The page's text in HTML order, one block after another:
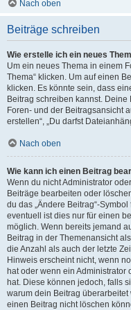
Nach oben
Beiträge schreiben
Wie erstelle ich ein neues
Um ein neues Thema in einem
Thema“ klicken. Um auf einen
klicken. Es könnte sein, dass
Beitrag schreiben kannst.
Foren- und der Beitragsansicht
erstellen“, „Du darfst
Nach oben
Wie kann ich einen Beitrag
Wenn du nicht Administrator
Beiträge bearbeiten oder
du das „Ändere Beitrag“-
eventuell ist dies nur für einen
möglich. Wenn bereits jemand
Beitrag in der Themenansicht
die Anzahl als auch der letzte
Hinweis erscheint nicht, wenn
hat oder wenn ein
hat. Diese können jedoch, falls
warum dein Beitrag
einen Beitrag nicht löschen